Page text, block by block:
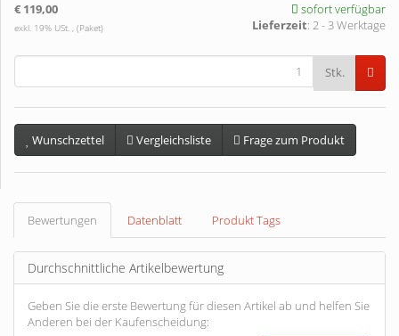
€ 119,00
exkl. 19% USt. , (Paket)
sofort verfügbar
Lieferzeit: 2 - 3 Werktage
Stk.
Wunschzettel Vergleichsliste Frage zum Produkt
Bewertungen Datenblatt Produkt Tags
Durchschnittliche Artikelbewertung
Geben Sie die erste Bewertung für diesen Artikel ab und helfen Sie
Anderen bei der Kaufenscheidung: